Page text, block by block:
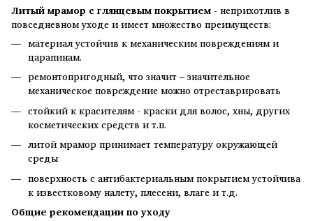
Литый мрамор с глянцевым покрытием - неприхотлив в
повседневном уходе и имеет множество преимуществ:
материал устойчив к механическим повреждениям и
царапинам.
ремонтопригодный, что значит – значительное
механическое повреждение можно отреставрировать
стойкий к красителям - краски для волос, хны, других
косметических средств и т.п.
литой мрамор принимает температуру окружающей
среды
поверхность с антибактериальным покрытием устойчива
к известковому налету, плесени, влаге и т.д.
Общие рекомендации по уходу